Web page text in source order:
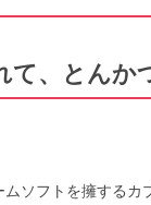
て、とんか
ソフトを擁するカ